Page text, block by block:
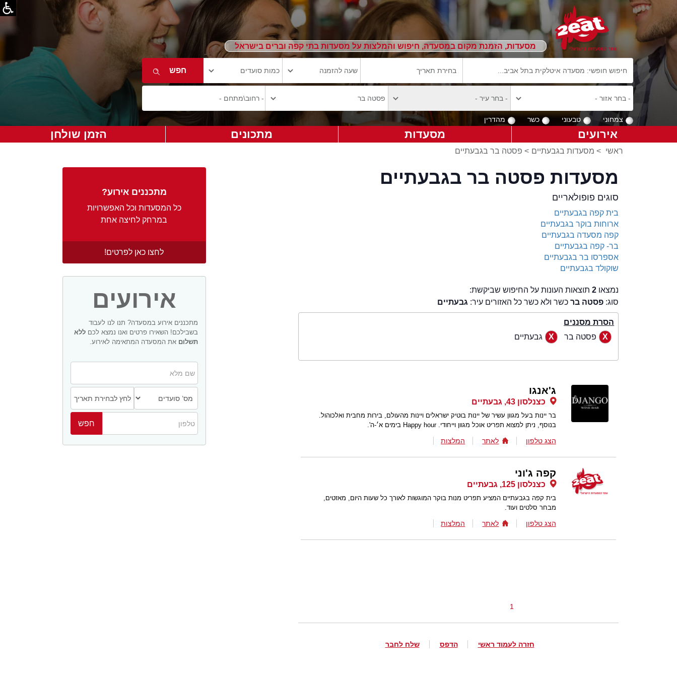
מסעדות, הזמנת מקום במסעדה, חיפוש והמלצות על מסעדות בתי קפה וברים בישראל
צמחוני טבעוני כשר מהדרין
אירועים מסעדות מתכונים הזמן שולחן
ראשי > מסעדות בגבעתיים > פסטה בר בגבעתיים
מתכננים אירוע?
כל המסעדות וכל האפשרויות
במרחק לחיצה אחת
לחצו כאן לפרטים!
אירועים
מתכננים אירוע במסעדה? תנו לנו לעבוד
בשבילכם! השאירו פרטים ואנו נמצא לכם ללא
תשלום את המסעדה המתאימה לאירוע.
מסעדות פסטה בר בגבעתיים
סוגים פופולאריים
בית קפה בגבעתיים
ארוחות בוקר בגבעתיים
קפה מסעדה בגבעתיים
בר- קפה בגבעתיים
אספרסו בר בגבעתיים
שוקולד בגבעתיים
נמצאו 2תוצאות העונות על החיפוש שביקשת:
סוג: פסטה ברכשר ולא כשר כל האזורים עיר: גבעתיים
הסרת מסננים
פסטה בר
גבעתיים
ג'אנגו
כצנלסון 43, גבעתיים
בר יינות בעל מגוון עשיר של יינות בוטיק ישראלים ויינות מהעולם, בירות מחבית ואלכוהול.
בנוסף, ניתן למצוא תפריט אוכל מגוון וייחודי. Happy hour בימים א׳-ה'.
הצג טלפון לאתר המלצות
קפה ג'וני
כצנלסון 125, גבעתיים
בית קפה בגבעתיים המציע תפריט מנות בוקר המוגשות לאורך כל שעות היום, מאזטים,
מבחר סלטים ועוד.
הצג טלפון לאתר המלצות
1
חזרה לעמוד ראשי הדפס שלח לחבר